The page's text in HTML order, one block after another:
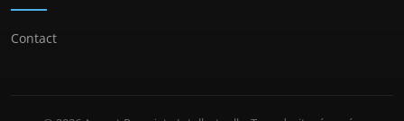
Contact